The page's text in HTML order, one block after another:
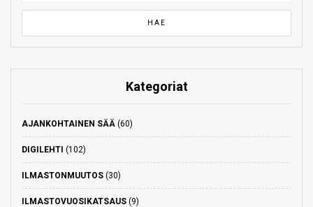
Kategoriat
AJANKOHTAINEN SÄÄ (60)
DIGILEHTI (102)
ILMASTONMUUTOS (30)
ILMASTOVUOSIKATSAUS (9)